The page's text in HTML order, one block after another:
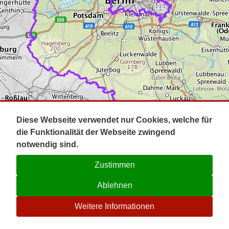
Impressum
Kontakt
☉
Diese Webseite verwendet nur Cookies, welche für
die Funktionalität der Webseite zwingend
notwendig sind.
Zustimmen
Ablehnen
Weitere Informationen